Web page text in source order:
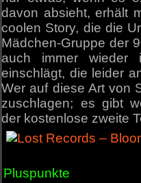
davon absieht, erhält
coolen Story, die die
Mädchen-Gruppe der
auch immer wieder
einschlägt, die leider
Wer auf diese Art von
zuschlagen; es gibt
der kostenlose zweite
Pluspunkte